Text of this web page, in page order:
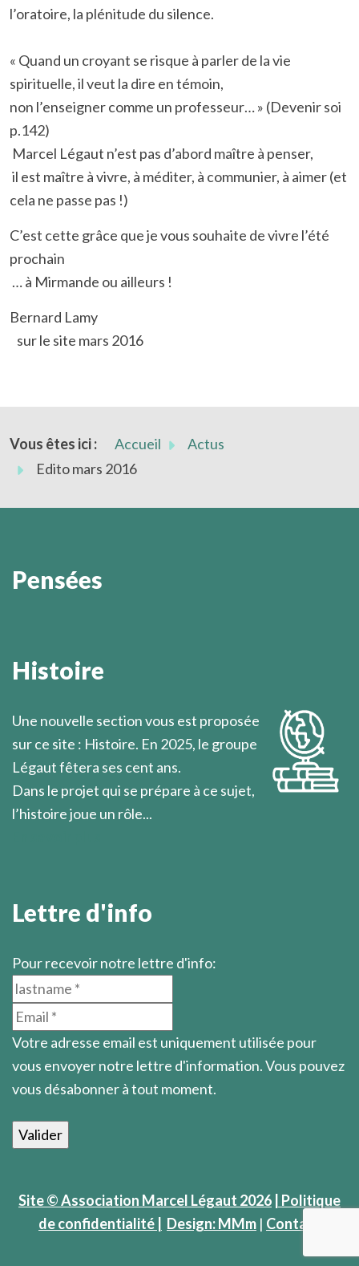
l’oratoire, la plénitude du silence.
« Quand un croyant se risque à parler de la vie
spirituelle, il veut la dire en témoin,
non l’enseigner comme un professeur… » (Devenir soi
p.142)
Marcel Légaut n’est pas d’abord maître à penser,
il est maître à vivre, à méditer, à communier, à aimer (et
cela ne passe pas !)
C’est cette grâce que je vous souhaite de vivre l’été
prochain
… à Mirmande ou ailleurs !
Bernard Lamy
sur le site mars 2016
Vous êtes ici : Accueil
Actus
Edito mars 2016
Pensées
Marcel Légaut
Histoire
Une nouvelle section vous est proposée
sur ce site : Histoire. En 2025, le groupe
Légaut fêtera ses cent ans.
Dans le projet qui se prépare à ce sujet,
l’histoire joue un rôle...
Lettre d'info
Pour recevoir notre lettre d'info:
Votre adresse email est uniquement utilisée pour
vous envoyer notre lettre d'information. Vous pouvez
vous désabonner à tout moment.
Site © Association Marcel Légaut 2026 | Politique
de confidentialité |
Design: MMm | Contact